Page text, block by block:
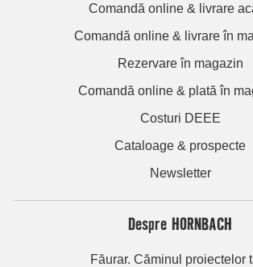
Comandă online & livrare
Comandă online & livrare în
Rezervare în magazin
Comandă online & plată în
Costuri DEEE
Cataloage & prospecte
Newsletter
Despre HORNBACH
Făurar. Căminul proiectelor